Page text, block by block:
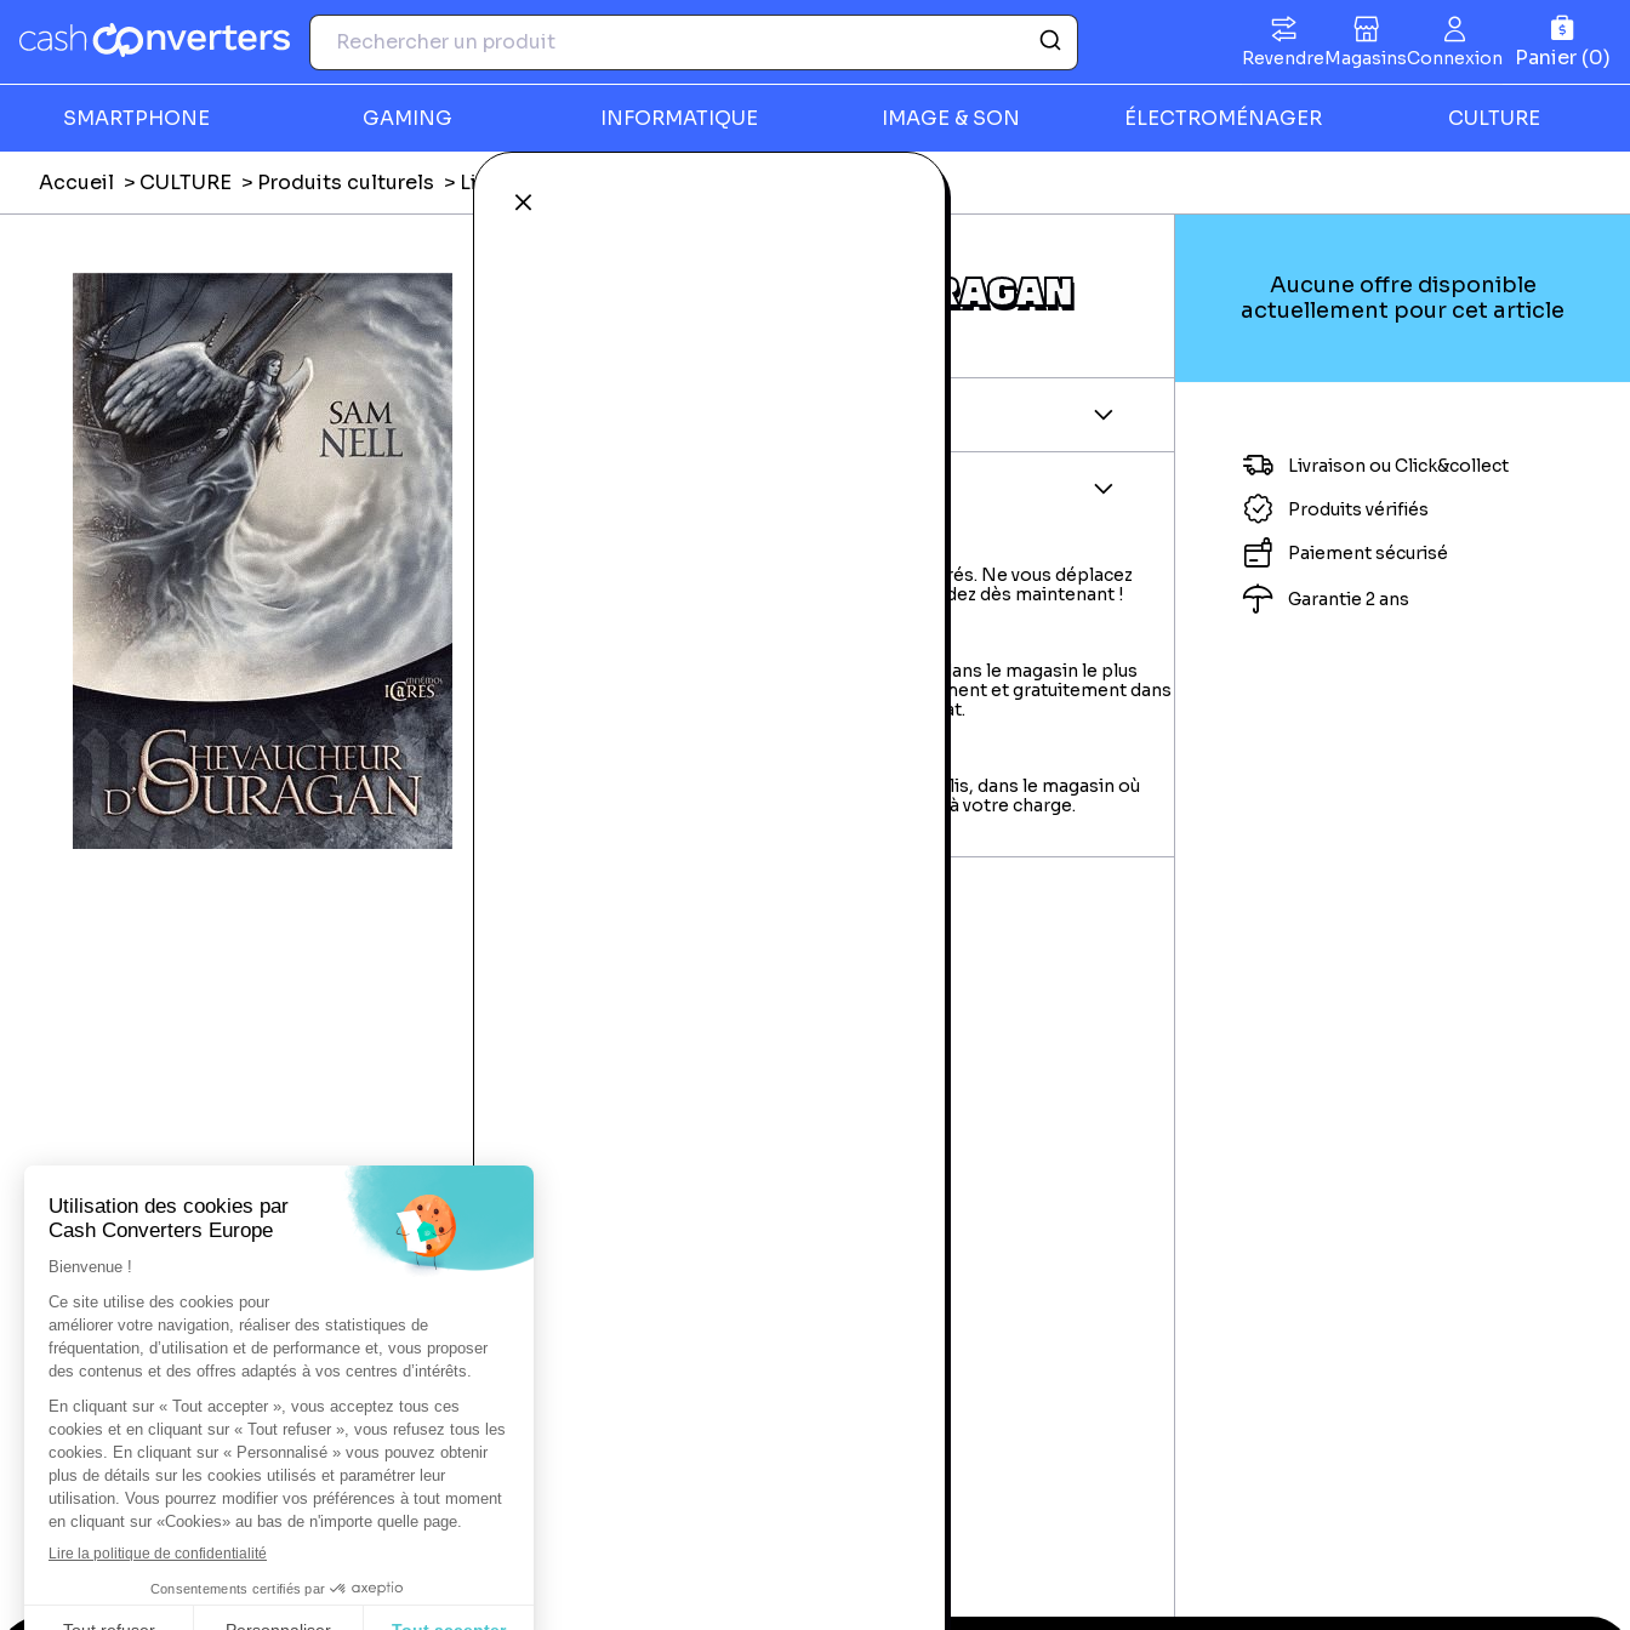
Panier (0)
RevendreMagasinsConnexion
SMARTPHONE GAMING INFORMATIQUE IMAGE & SON ÉLECTROMÉNAGER CULTURE
Fermer
Accueil CULTURE Produits culturels Livres
CHEVAUCHEUR D'OURAGAN
Livraison à domicile : livraison sous 2 à 5 jours ouvrés. Ne vous déplacez
plus, votre colis arrive à votre domicile ! Commandez dès maintenant !
Le retrait en magasin : sélectionner vos produits dans le magasin le plus
proche de chez vous et retirer votre colis directement et gratuitement dans
le magasin au sein duquel vous avez effectué l’achat.
Vous avez jusqu'à 14 jours pour retourner votre colis, dans le magasin où
vous avez fait votre achat. Les frais de retour sont à votre charge.
Aucune offre disponible
actuellement pour cet article
Livraison ou Click&collect
Produits vérifiés
Paiement sécurisé
Garantie 2 ans